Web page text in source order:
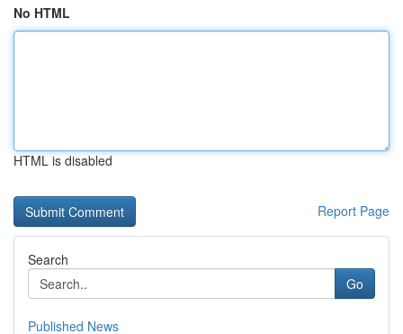
No HTML
HTML is disabled
Report Page
Search
Go
Published News